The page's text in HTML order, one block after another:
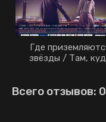
Где
звёзды / Там,
дорама (2018)
Всего отзывов: 0